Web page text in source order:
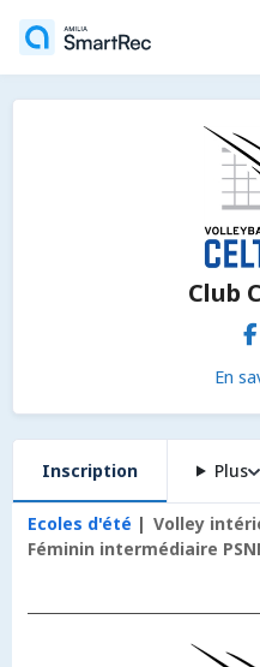
Club
En
Inscription Plus
Ecoles d'été
Volley
Féminin intermédiaire